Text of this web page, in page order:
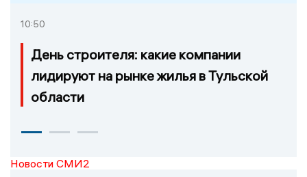
10:50
День строителя: какие компании
лидируют на рынке жилья в Тульской
области
Новости СМИ2